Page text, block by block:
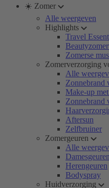
☀️ Zomer
Alle weergeven
Highlights
Travel
Zomerse
Zomerverzorging
Alle
Zonnebrand
Make-up
Zonnebrand
Aftersun
Zelfbruiner
Zomergeuren
Alle
Damesgeuren
Herengeuren
Bodyspray
Huidverzorging